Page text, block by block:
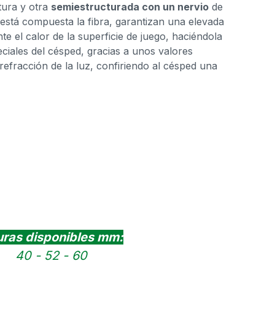
y otra semiestructurada con un nervio de
compuesta la fibra, garantizan una elevada
el calor de la superficie de juego, haciéndola
del césped, gracias a unos valores
de la luz, confiriendo al césped una
disponibles mm:
40 - 52 - 60